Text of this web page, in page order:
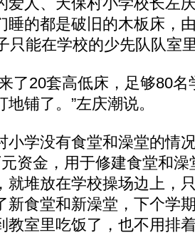
睡的都是破旧的木板床，
只能在学校的少先队队室
20套高低床，足够80名
铺了。”左庆潮说。
学没有食堂和澡堂的情
资金，用于修建食堂和
就堆放在学校操场边上，
新食堂和新澡堂，下个学
教室里吃饭了，也不用排